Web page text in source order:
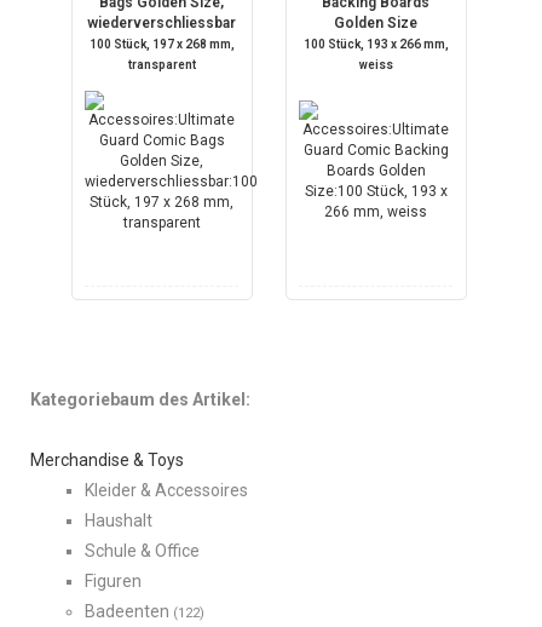
wiederverschliessbar
100 Stück, 197 x 268 mm,
transparent
Golden Size
100 Stück, 193 x 266 mm,
weiss
Kategoriebaum des Artikel:
Merchandise & Toys
Kleider & Accessoires
Haushalt
Schule & Office
Figuren
Badeenten (122)